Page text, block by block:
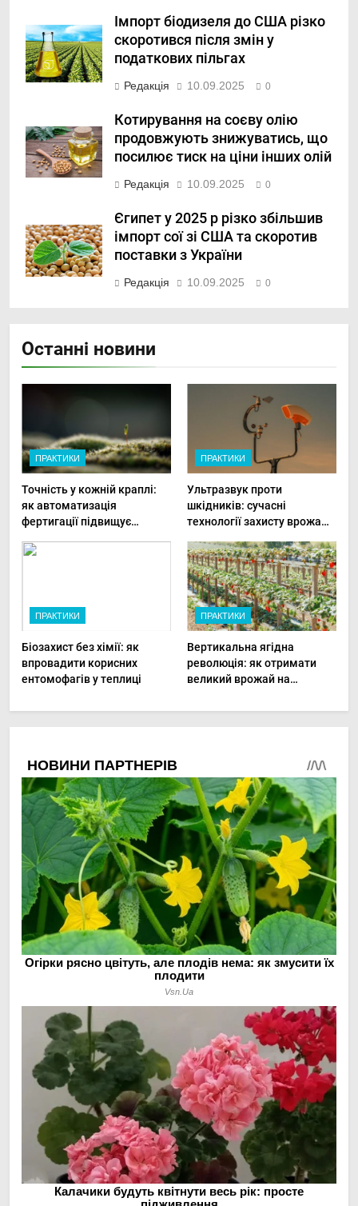
Імпорт біодизеля до США різко
скоротився після змін у
податкових пільгах
Редакція 10.09.2025 0
Котирування на соєву олію
продовжують знижуватись, що
посилює тиск на ціни інших олій
Редакція 10.09.2025 0
Єгипет у 2025 р різко збільшив
імпорт сої зі США та скоротив
поставки з України
Редакція 10.09.2025 0
Останні новини
ПРАКТИКИ
Точність у кожній краплі:
як автоматизація
фертигації підвищує
ПРАКТИКИ
Ультразвук проти
шкідників: сучасні
технології захисту врожаю
ПРАКТИКИ
Біозахист без хімії: як
впровадити корисних
ентомофагів у теплиці
ПРАКТИКИ
Вертикальна ягідна
революція: як отримати
великий врожай на